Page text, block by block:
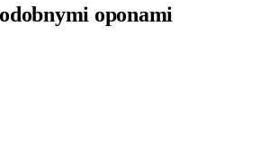
oponami